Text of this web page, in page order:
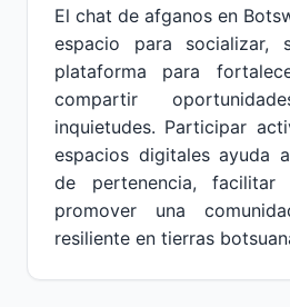
El chat de afganos en
espacio para socializar,
plataforma para
compartir
inquietudes. Participar
espacios digitales ayuda
de pertenencia,
promover una
resiliente en tierras